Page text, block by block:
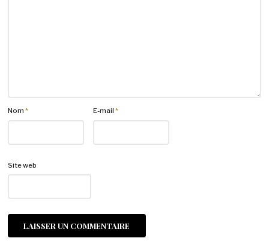
Nom* E-mail*
Site web